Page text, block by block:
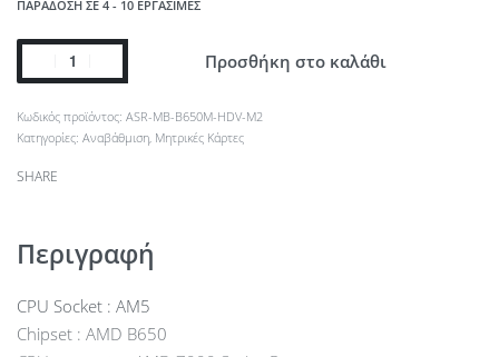
ΠΑΡΆΔΟΣΗ ΣΕ 4 - 10 ΕΡΓΆΣΙΜΕΣ
Προσθήκη στο καλάθι
ASR-MB-B650M-HDV-M2
Κατηγορίες: Αναβάθμιση Μητρικές Κάρτες
SHARE
Περιγραφή
CPU Socket : AM5
Chipset : AMD B650